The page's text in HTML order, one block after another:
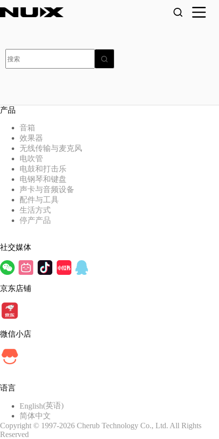
至
结
产品
音箱
效果器
无线传输与麦克风
电吹管
电鼓和打击乐
电钢琴和键盘
声卡与音频设备
配件与工具
生活方式
停产产品
社交媒体
京东店铺
微信小店
语言
English(英语)
简体中文
Copyright © 1997-2026 Cherub Technology Co., Ltd. All Rights
Reserved